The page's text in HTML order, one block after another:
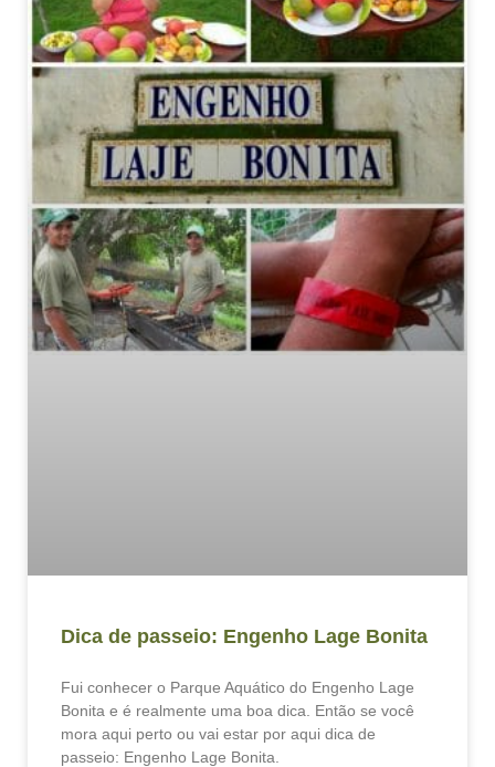
Dica de passeio: Engenho Lage Bonita
Fui conhecer o Parque Aquático do Engenho Lage
Bonita e é realmente uma boa dica. Então se você
mora aqui perto ou vai estar por aqui dica de
passeio: Engenho Lage Bonita.